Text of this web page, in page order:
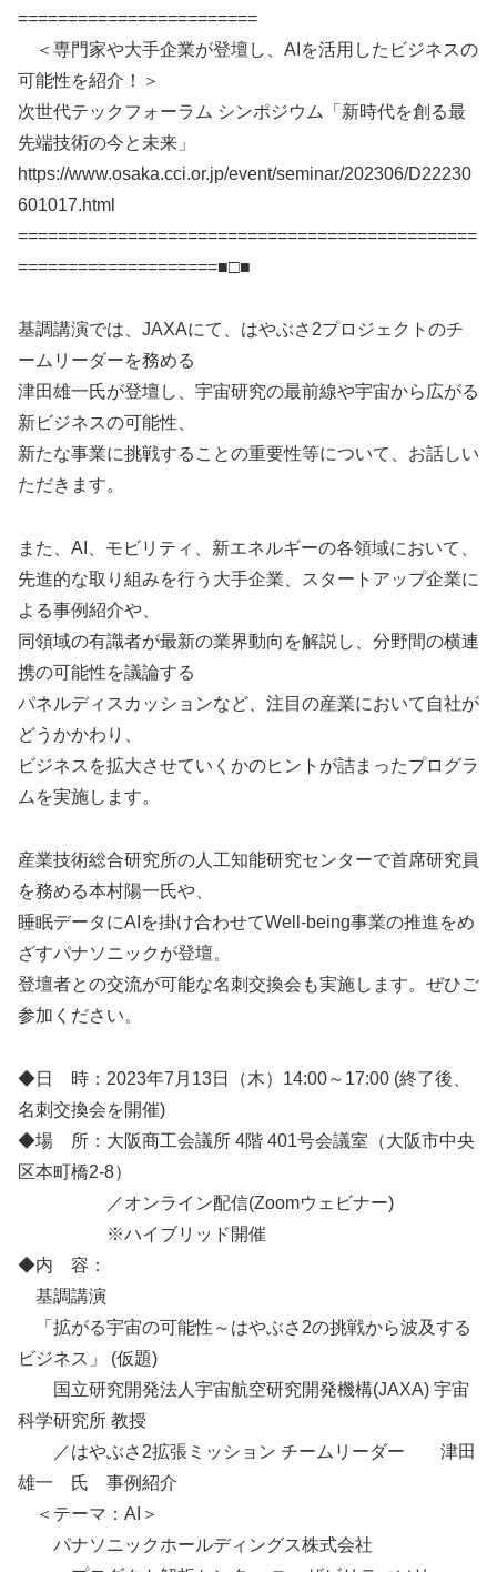
========================
＜専門家や大手企業が登壇し、AIを活用したビジネスの
可能性を紹介！＞
次世代テックフォーラム シンポジウム「新時代を創る最
先端技術の今と未来」
https://www.osaka.cci.or.jp/event/seminar/202306/D22230
601017.html
==============================================
====================■□■
基調講演では、JAXAにて、はやぶさ2プロジェクトのチ
ームリーダーを務める
津田雄一氏が登壇し、宇宙研究の最前線や宇宙から広がる
新ビジネスの可能性、
新たな事業に挑戦することの重要性等について、お話しい
ただきます。
また、AI、モビリティ、新エネルギーの各領域において、
先進的な取り組みを行う大手企業、スタートアップ企業に
よる事例紹介や、
同領域の有識者が最新の業界動向を解説し、分野間の横連
携の可能性を議論する
パネルディスカッションなど、注目の産業において自社が
どうかかわり、
ビジネスを拡大させていくかのヒントが詰まったプログラ
ムを実施します。
産業技術総合研究所の人工知能研究センターで首席研究員
を務める本村陽一氏や、
睡眠データにAIを掛け合わせてWell-being事業の推進をめ
ざすパナソニックが登壇。
登壇者との交流が可能な名刺交換会も実施します。ぜひご
参加ください。
◆日 時：2023年7月13日（木）14:00～17:00 (終了後、
名刺交換会を開催)
◆場 所：大阪商工会議所 4階 401号会議室（大阪市中央
区本町橋2-8）
／オンライン配信(Zoomウェビナー)
※ハイブリッド開催
◆内 容：
基調講演
「拡がる宇宙の可能性～はやぶさ2の挑戦から波及する
ビジネス」 (仮題)
国立研究開発法人宇宙航空研究開発機構(JAXA) 宇宙
科学研究所 教授
／はやぶさ2拡張ミッション チームリーダー 津田
雄一 氏 事例紹介
＜テーマ：AI＞
パナソニックホールディングス株式会社